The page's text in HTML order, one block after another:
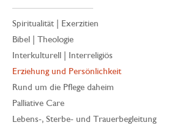
Spiritualität | Exerzitien
Bibel | Theologie
Interkulturell | Interreligiös
Erziehung und Persönlichkeit
Rund um die Pflege daheim
Palliative Care
Lebens-, Sterbe- und Trauerbegleitung